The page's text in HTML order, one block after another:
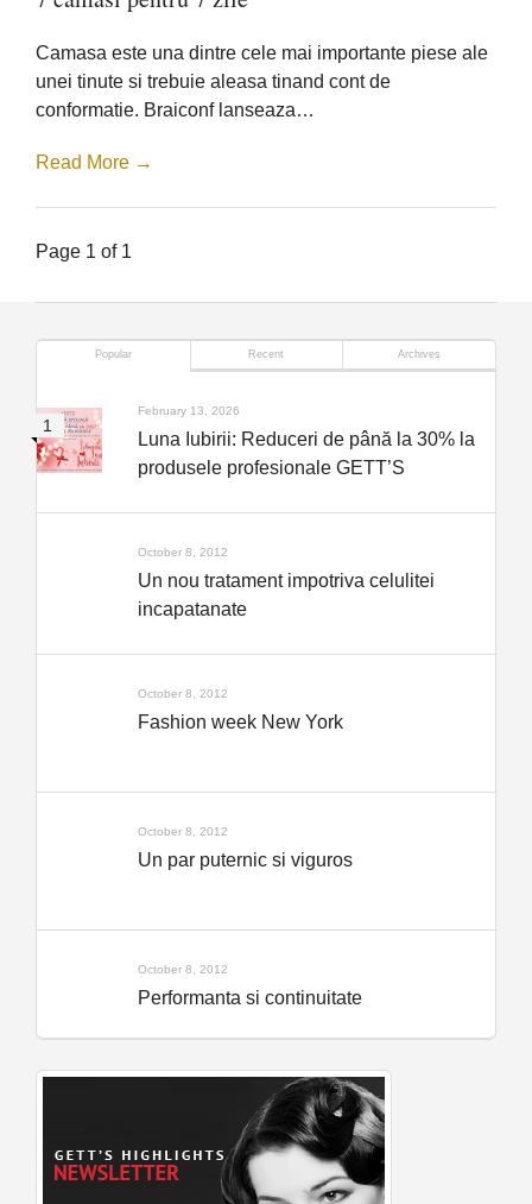
zile
Camasa este una dintre cele mai importante piese ale
unei tinute si trebuie aleasa tinand cont de
conformatie. Braiconf lanseaza…
Read More →
Page 1 of 1
Popular Recent Archives
February 13, 2026
Luna Iubirii: Reduceri de până la 30% la
produsele profesionale GETT’S
October 8, 2012
Un nou tratament impotriva celulitei
incapatanate
October 8, 2012
Fashion week New York
October 8, 2012
Un par puternic si viguros
October 8, 2012
Performanta si continuitate